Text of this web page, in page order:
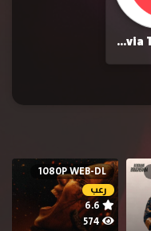
Olivia Taylor Dudley
1080P WEB-DL
رعب
574